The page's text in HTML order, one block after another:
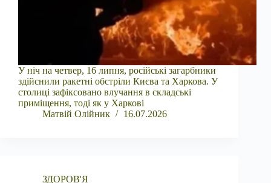
У ніч на четвер, 16 липня, російські загарбники
здійснили ракетні обстріли Києва та Харкова. У
столиці зафіксовано влучання в складські
приміщення, тоді як у Харкові
Матвій Олійник
16.07.2026
ЗДОРОВ'Я